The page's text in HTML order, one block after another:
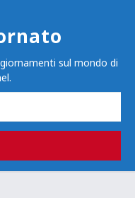
sul mondo di